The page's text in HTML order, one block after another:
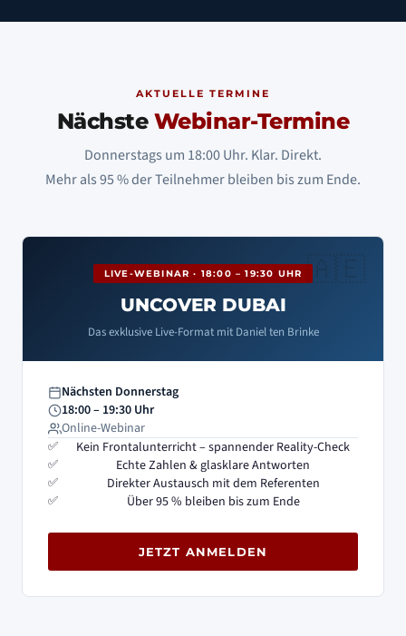
AKTUELLE TERMINE
Nächste Webinar-Termine
Donnerstags um 18:00 Uhr. Klar. Direkt.
Mehr als 95 % der Teilnehmer bleiben bis zum Ende.
LIVE-WEBINAR · 18:00 – 19:30 UHR
UNCOVER DUBAI
Das exklusive Live-Format mit Daniel ten Brinke
Nächsten Donnerstag
18:00 – 19:30 Uhr
Online-Webinar
Kein Frontalunterricht – spannender Reality-Check
Echte Zahlen & glasklare Antworten
Direkter Austausch mit dem Referenten
Über 95 % bleiben bis zum Ende
JETZT ANMELDEN